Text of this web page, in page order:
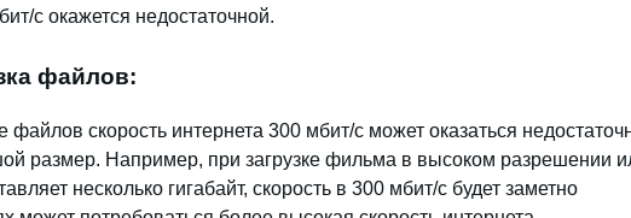
с окажется недостаточной.
файлов:
файлов скорость интернета 300 мбит/с может оказаться
размер. Например, при загрузке фильма в высоком разрешении
несколько гигабайт, скорость в 300 мбит/с будет заметно